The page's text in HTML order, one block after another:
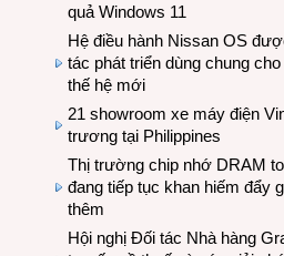
quả Windows 11
Hệ điều hành Nissan OS
tác phát triển dùng chung
thế hệ mới
21 showroom xe máy điện
trương tại Philippines
Thị trường chip nhớ DRAM
đang tiếp tục khan hiếm đẩy
thêm
Hội nghị Đối tác Nhà hàng